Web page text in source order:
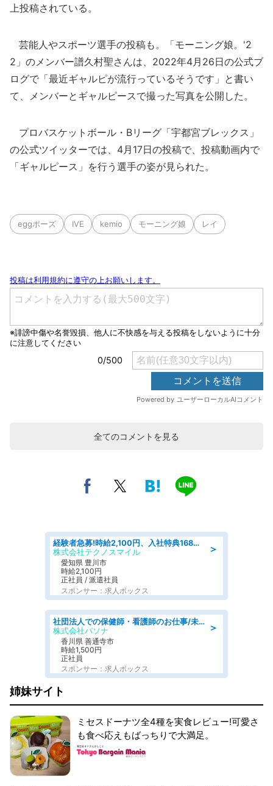
上投稿されている。
芸能人やスポーツ選手の投稿も。「モーニング娘。'2
2」のメンバー譜久村聖さんは、2022年4月26日の公式ブ
ログで「最近ギャルピが流行っているそうです」と書い
て、メンバーとギャルピースで撮った写真を公開した。
プロバスケットボール・Bリーグ「宇都宮ブレックス」
の公式ツイッターでは、4月17日の投稿で、投稿動画内で
「ギャルピース」を行う選手の姿が見られた。
eggポーズ IVE kemio モーニング娘 レイ
全てのコメントを見る
＞
経験者急募!時給2,100円、入社特典168万円の自動車製造業務/トヨタ自動車/tutumi
株式会社テクノスマイル
愛知県 豊川市
時給2,100円
正社員 / 派遣社員
スポンサー：求人ボックス
＞
社団法人での保健師・看護師のお仕事/未経験OK/要資格:普通免許、保健師、正看護師
株式会社パソナ
香川県 善通寺市
時給1,500円
正社員
スポンサー：求人ボックス
姉妹サイト
ミセスドーナツ全4種を実食レビュー!可愛さ
も食べ応えもばっちりで大満足。